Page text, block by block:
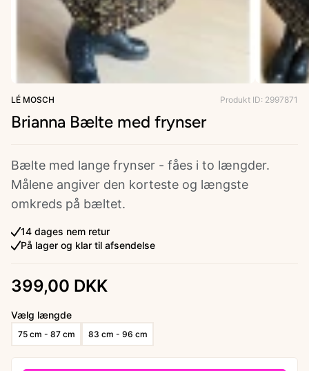
LÉ MOSCH Produkt ID: 2997871
Brianna Bælte med frynser
Bælte med lange frynser - fåes i to længder.
Målene angiver den korteste og længste
omkreds på bæltet.
14 dages nem retur
På lager og klar til afsendelse
399,00 DKK
Vælg længde
75 cm - 87 cm 83 cm - 96 cm